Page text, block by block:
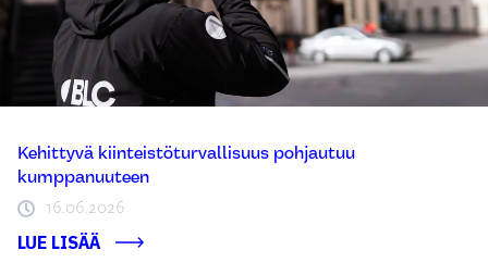
Kehittyvä kiinteistöturvallisuus pohjautuu
kumppanuuteen
16.06.2026
LUE LISÄÄ